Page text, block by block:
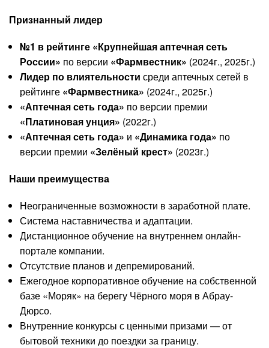
Признанный лидер
№1 в рейтинге «Крупнейшая аптечная сеть
России» по версии «Фармвестник» (2024г., 2025г.)
Лидер по влиятельности среди аптечных сетей в
рейтинге «Фармвестника» (2024г., 2025г.)
«Аптечная сеть года» по версии премии
«Платиновая унция» (2022г.)
«Аптечная сеть года» и «Динамика года» по
версии премии «Зелёный крест» (2023г.)
Наши преимущества
Неограниченные возможности в заработной плате.
Система наставничества и адаптации.
Дистанционное обучение на внутреннем онлайн-
портале компании.
Отсутствие планов и депремирований.
Ежегодное корпоративное обучение на собственной
базе «Моряк» на берегу Чёрного моря в Абрау-
Дюрсо.
Внутренние конкурсы с ценными призами — от
бытовой техники до поездки за границу.